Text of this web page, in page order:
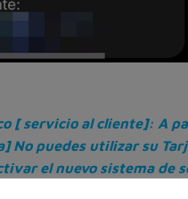
[ servicio al cliente]: A
No puedes utilizar su
el nuevo sistema de